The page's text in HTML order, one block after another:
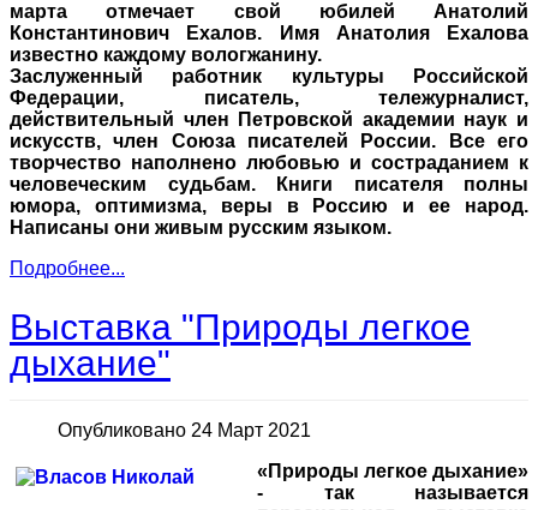
марта отмечает свой юбилей Анатолий
Константинович Ехалов. Имя Анатолия Ехалова
известно каждому вологжанину.
Заслуженный работник культуры Российской
Федерации, писатель, тележурналист,
действительный член Петровской академии наук и
искусств, член Союза писателей России. Все его
творчество наполнено любовью и состраданием к
человеческим судьбам. Книги писателя полны
юмора, оптимизма, веры в Россию и ее народ.
Написаны они живым русским языком.
Подробнее...
Выставка "Природы легкое
дыхание"
Опубликовано 24 Март 2021
«Природы легкое дыхание»
- так называется